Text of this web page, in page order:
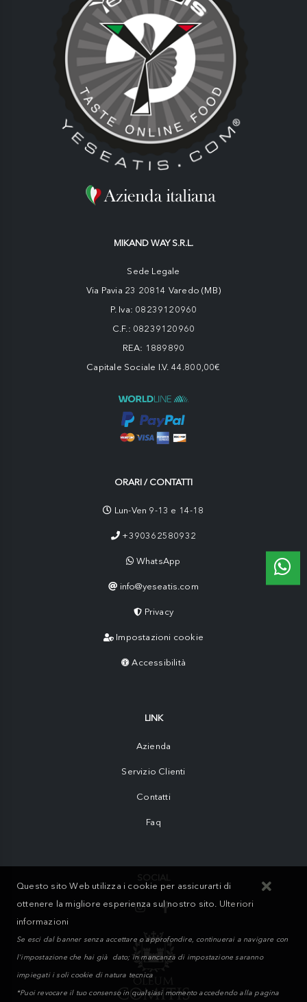
MIKAND WAY S.R.L.
Sede Legale
Via Pavia 23 20814 Varedo (MB)
P. Iva: 08239120960
C.F.: 08239120960
REA: 1889890
Capitale Sociale I.V. 44.800,00€
ORARI / CONTATTI
Lun-Ven 9-13 e 14-18
+390362580932
WhatsApp
info@yeseatis.com
Privacy
Impostazioni cookie
Accessibilità
LINK
Azienda
Servizio Clienti
Contatti
Faq
Questo sito Web utilizza i cookie per assicurarti di
ottenere la migliore esperienza sul nostro sito. Ulteriori
informazioni
Se esci dal banner senza accettare o approfondire, continuerai a navigare con
l'impostazione che hai già dato; in mancanza di impostazione saranno
impiegati i soli cookie di natura tecnica
*Puoi revocare il tuo consenso in qualsiasi momento accedendo alla pagina